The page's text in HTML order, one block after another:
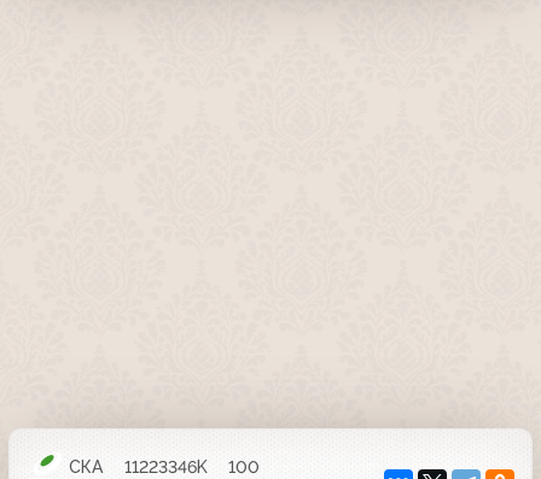
СКА 11223346K
100